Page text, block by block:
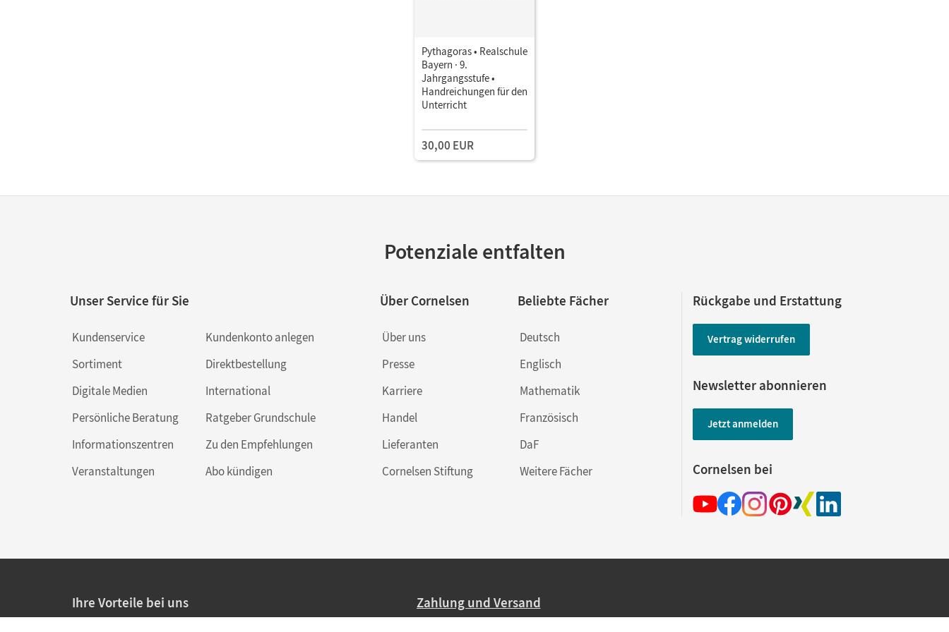
Pythagoras • Realschule
Bayern · 9.
Jahrgangsstufe •
Handreichungen für den
Unterricht
30,00 EUR
Potenziale entfalten
Unser Service für Sie
Kundenservice
Sortiment
Digitale Medien
Persönliche Beratung
Informationszentren
Veranstaltungen
Kundenkonto anlegen
Direktbestellung
International
Ratgeber Grundschule
Zu den Empfehlungen
Abo kündigen
Über Cornelsen
Über uns
Presse
Karriere
Handel
Lieferanten
Cornelsen Stiftung
Beliebte Fächer
Deutsch
Englisch
Mathematik
Französisch
DaF
Weitere Fächer
Rückgabe und Erstattung
Vertrag widerrufen
Newsletter abonnieren
Jetzt anmelden
Cornelsen bei
Ihre Vorteile bei uns Zahlung und Versand